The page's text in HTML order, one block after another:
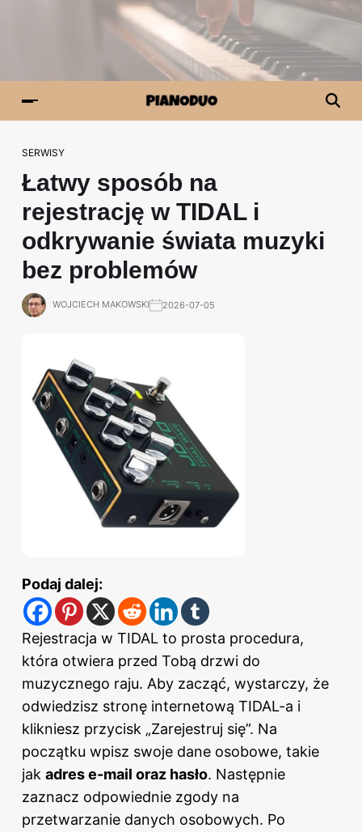
SERWISY
Łatwy sposób na
rejestrację w TIDAL i
odkrywanie świata muzyki
bez problemów
WOJCIECH MAKOWSKI 2026-07-05
Podaj dalej:
Rejestracja w TIDAL to prosta procedura,
która otwiera przed Tobą drzwi do
muzycznego raju. Aby zacząć, wystarczy, że
odwiedzisz stronę internetową TIDAL-a i
klikniesz przycisk „Zarejestruj się”. Na
początku wpisz swoje dane osobowe, takie
jak adres e-mail oraz hasło. Następnie
zaznacz odpowiednie zgody na
przetwarzanie danych osobowych. Po